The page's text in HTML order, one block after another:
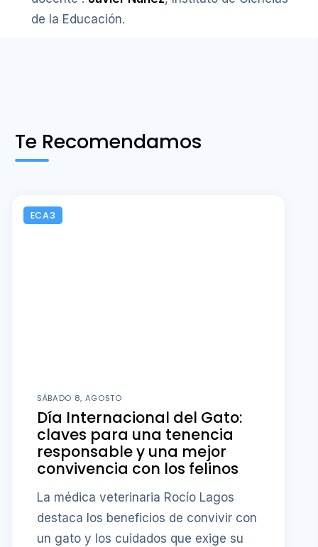
de la Educación.
Te Recomendamos
ECA3
SÁBADO 8, AGOSTO
Día Internacional del Gato:
claves para una tenencia
responsable y una mejor
convivencia con los felinos
La médica veterinaria Rocío Lagos
destaca los beneficios de convivir con
un gato y los cuidados que exige su